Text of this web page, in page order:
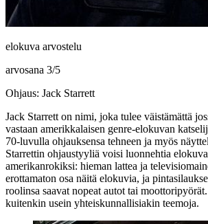
elokuva arvostelu
arvosana 3/5
Ohjaus: Jack Starrett
Jack Starrett on nimi, joka tulee väistämättä
vastaan amerikkalaisen genre-elokuvan
70‑luvulla ohjauksensa tehneen ja myös
Starrettin ohjaustyyliä voisi luonnehtia
amerikanrokiksi: hieman lattea ja
erottamaton osa näitä elokuvia, ja
roolinsa saavat nopeat autot tai
kuitenkin usein yhteiskunnallisiakin teemoja.